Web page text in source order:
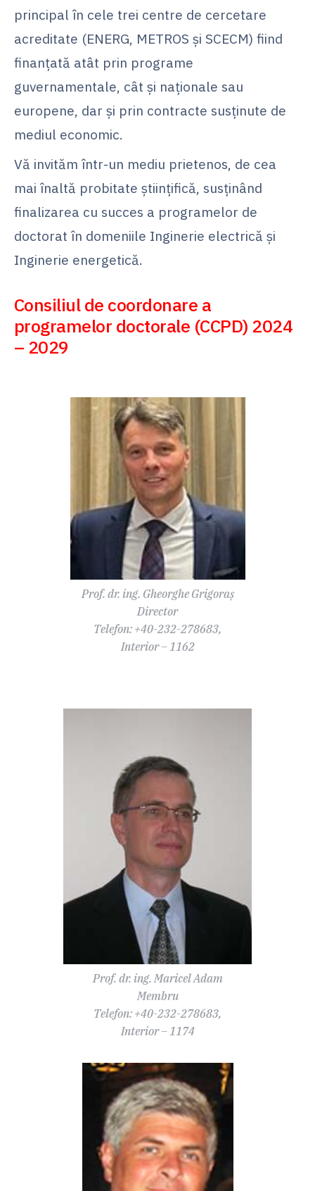
principal în cele trei centre de cercetare
acreditate (ENERG, METROS și SCECM) fiind
finanțată atât prin programe
guvernamentale, cât și naționale sau
europene, dar și prin contracte susținute de
mediul economic.
Vă invităm într-un mediu prietenos, de cea
mai înaltă probitate științifică, susținând
finalizarea cu succes a programelor de
doctorat în domeniile Inginerie electrică și
Inginerie energetică.
Consiliul de coordonare a
programelor doctorale (CCPD) 2024
– 2029
Prof. dr. ing. Gheorghe Grigoraș
Director
Telefon: +40-232-278683,
Interior – 1162
Prof. dr. ing. Maricel Adam
Membru
Telefon: +40-232-278683,
Interior – 1174